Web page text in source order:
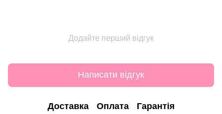
Додайте перший відгук
Написати відгук
Доставка Оплата Гарантія